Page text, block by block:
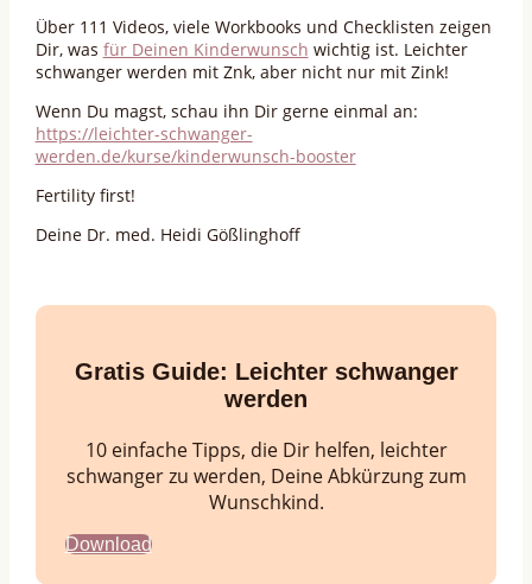
Über 111 Videos, viele Workbooks und Checklisten zeigen
Dir, was für Deinen Kinderwunsch wichtig ist. Leichter
schwanger werden mit Znk, aber nicht nur mit Zink!
Wenn Du magst, schau ihn Dir gerne einmal an:
https://leichter-schwanger-
werden.de/kurse/kinderwunsch-booster
Fertility first!
Deine Dr. med. Heidi Gößlinghoff
Gratis Guide: Leichter schwanger
werden
10 einfache Tipps, die Dir helfen, leichter
schwanger zu werden, Deine Abkürzung zum
Wunschkind.
Download